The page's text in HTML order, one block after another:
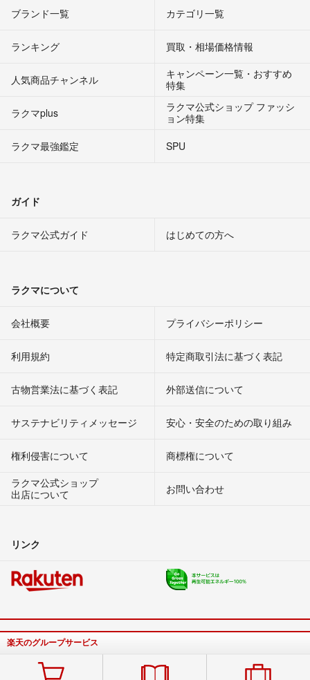
ブランド一覧 カテゴリ一覧
ランキング 買取・相場価格情報
人気商品チャンネル
キャンペーン一覧・おすすめ
特集
ラクマplus
ラクマ公式ショップ ファッシ
ョン特集
ラクマ最強鑑定
SPU
ガイド
ラクマ公式ガイド はじめての方へ
ラクマについて
会社概要 プライバシーポリシー
利用規約 特定商取引法に基づく表記
古物営業法に基づく表記 外部送信について
サステナビリティメッセージ 安心・安全のための取り組み
権利侵害について
商標権について
ラクマ公式ショップ
出店について
お問い合わせ
リンク
楽天のグループサービス